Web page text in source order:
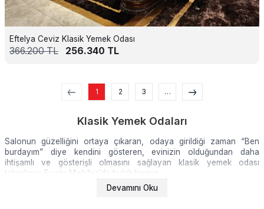
Eftelya Ceviz Klasik Yemek Odası
366.200TL 256.340 TL
1 2 3 …
Klasik Yemek Odaları
Salonun güzelliğini ortaya çıkaran, odaya girildiği zaman “Ben
burdayım” diye kendini gösteren, evinizin olduğundan daha
ihtişamlı ve gösterişli olmasını sağlayan klasik yemek odası
takımlarını Evgör Mobilya’da bulabilirsiniz.
Devamını Oku